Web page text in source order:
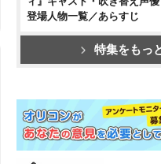
登場人物一覧／あらすじ
特集をもっ